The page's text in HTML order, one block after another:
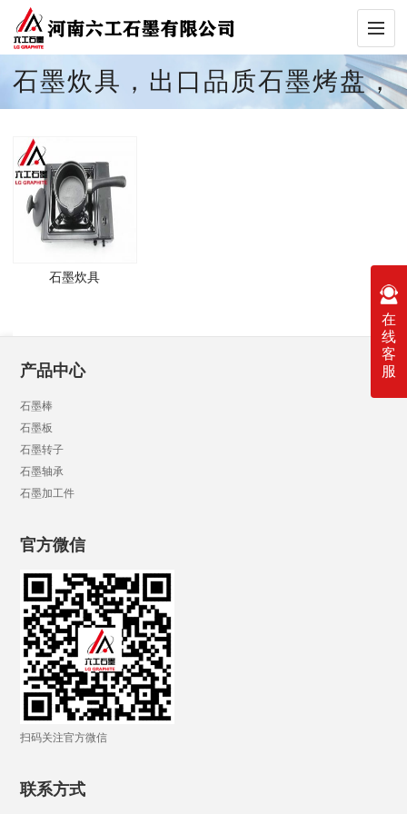
石墨炊具，出口品质石墨烤盘，
石墨炊具
产品中心
石墨棒
石墨板
石墨转子
石墨轴承
石墨加工件
官方微信
扫码关注官方微信
联系方式
在
线
客
服